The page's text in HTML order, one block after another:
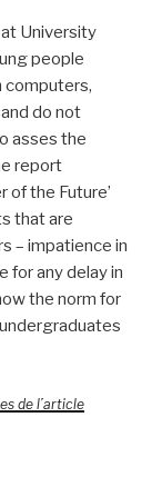
University
people
computers,
do not
asses the
report
of the Future’
that are
– impatience in
for any delay in
the norm for
de l’article